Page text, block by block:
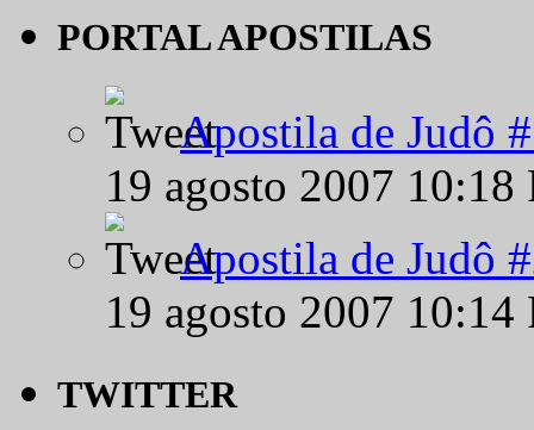
PORTAL APOSTILAS
Apostila de Judô
19 agosto 2007
Apostila de Judô
19 agosto 2007
TWITTER